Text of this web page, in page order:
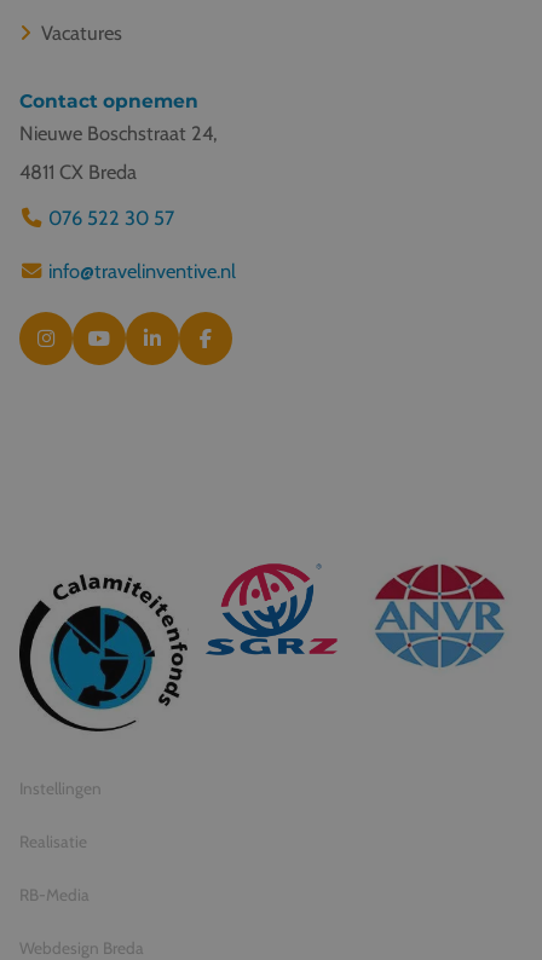
Vacatures
Contact opnemen
Nieuwe Boschstraat 24,
4811 CX Breda
076 522 30 57
info@travelinventive.nl
© 2026 Travel Inventive
Algemene voorwaarden
Privacy statement
Instellingen
Realisatie
RB-Media
Webdesign Breda